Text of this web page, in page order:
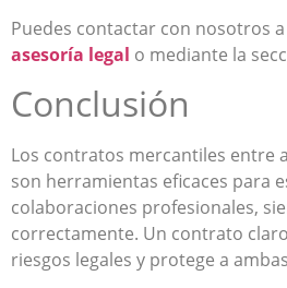
Puedes contactar con nosotros
asesoría legal o mediante la
Conclusión
Los contratos mercantiles entre
son herramientas eficaces para
colaboraciones profesionales,
correctamente. Un contrato
riesgos legales y protege a